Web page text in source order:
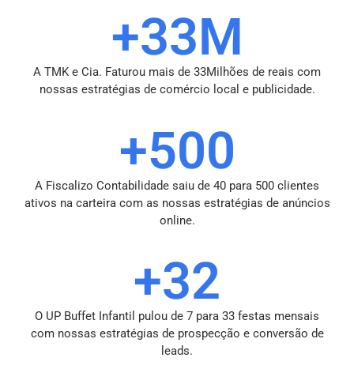
+33M
A TMK e Cia. Faturou mais de 33Milhões de reais com
nossas estratégias de comércio local e publicidade.
+500
A Fiscalizo Contabilidade saiu de 40 para 500 clientes
ativos na carteira com as nossas estratégias de anúncios
online.
+32
O UP Buffet Infantil pulou de 7 para 33 festas mensais
com nossas estratégias de prospecção e conversão de
leads.